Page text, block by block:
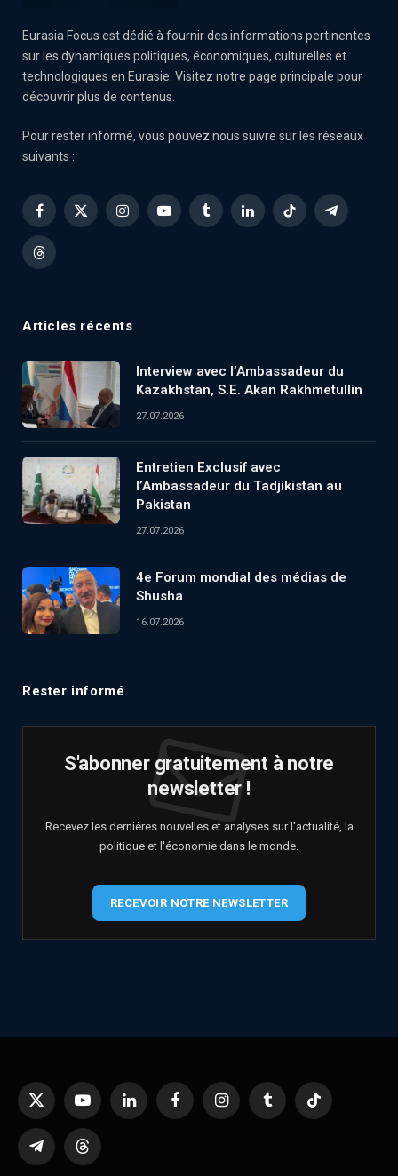
Eurasia Focus est dédié à fournir des informations pertinentes
sur les dynamiques politiques, économiques, culturelles et
technologiques en Eurasie. Visitez notre page principale pour
découvrir plus de contenus.
Pour rester informé, vous pouvez nous suivre sur les réseaux
suivants :
Facebook
X
InstagramYouTubeTumblrLinkedInTikTok Telegram
Threads
Articles récents
Interview avec l’Ambassadeur du
Kazakhstan, S.E. Akan Rakhmetullin
27.07.2026
Entretien Exclusif avec
l’Ambassadeur du Tadjikistan au
Pakistan
27.07.2026
4e Forum mondial des médias de
Shusha
16.07.2026
Rester informé
S'abonner gratuitement à notre
newsletter !
Recevez les dernières nouvelles et analyses sur l'actualité, la
politique et l'économie dans le monde.
RECEVOIR NOTRE NEWSLETTER
X
YouTubeLinkedIn FacebookInstagramTumblr TikTok
TelegramThreads